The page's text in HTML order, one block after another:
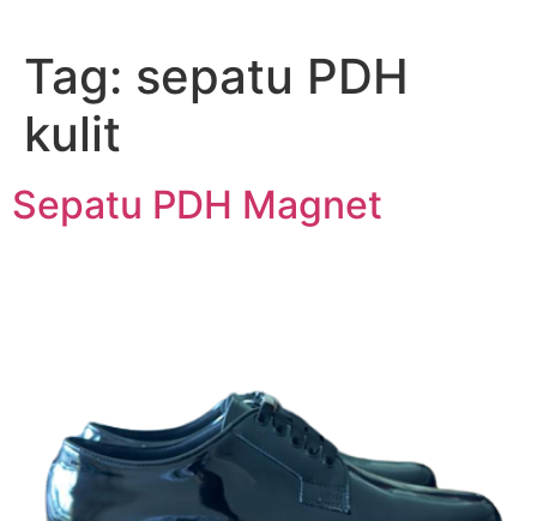
konten
Tag: sepatu PDH
kulit
Sepatu PDH Magnet